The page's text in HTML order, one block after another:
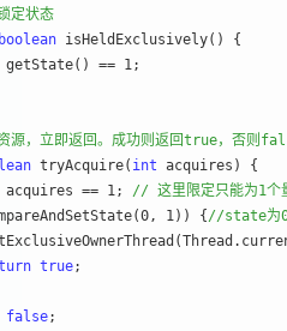
定状态
boolean
getState() == 1
源，立即返回。成功则返回true，否则
tryAcquire( int
acquires == 1; // 这里限定只能为1个
1)) { //state为0
true
false